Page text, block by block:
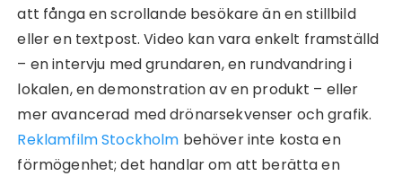
att fånga en scrollande besökare än en stillbild
eller en textpost. Video kan vara enkelt framställd
– en intervju med grundaren, en rundvandring i
lokalen, en demonstration av en produkt – eller
mer avancerad med drönarsekvenser och grafik.
Reklamfilm Stockholm behöver inte kosta en
förmögenhet; det handlar om att berätta en